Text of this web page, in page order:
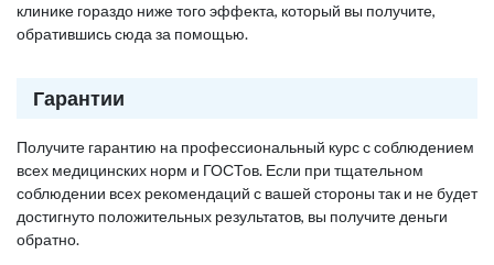
клинике гораздо ниже того эффекта, который вы получите,
обратившись сюда за помощью.
Гарантии
Получите гарантию на профессиональный курс с соблюдением
всех медицинских норм и ГОСТов. Если при тщательном
соблюдении всех рекомендаций с вашей стороны так и не будет
достигнуто положительных результатов, вы получите деньги
обратно.